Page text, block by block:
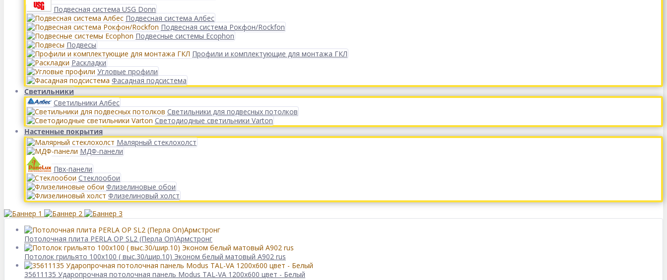
Подвесная система USG Donn
Подвесная система Албес
Подвесная система Рокфон/Rockfon
Подвесные системы Ecophon
Подвесы
Профили и комплектующие для монтажа ГКЛ
Раскладки
Угловые профили
Фасадная подсистема
Светильники
Светильники Албес
Светильники для подвесных потолков
Светодиодные светильники Varton
Настенные покрытия
Малярный стеклохолст
МДФ-панели
Пвх-панели
Стеклообои
Флизелиновые обои
Флизелиновый холст
Потолочная плита PERLA OP SL2 (Перла Оп)Армстронг
Потолок грильято 100х100 ( выс.30/шир.10) Эконом белый матовый А902 rus
35611135 Ударопрочная потолочная панель Modus TAL-VA 1200x600 цвет - Белый